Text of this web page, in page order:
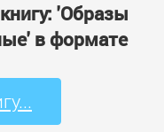
'Образы
в формате